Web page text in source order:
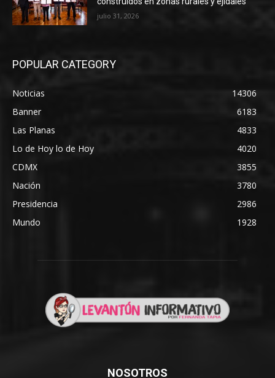
julio 31, 2026
POPULAR CATEGORY
Noticias
14306
Banner
6183
Las Planas
4833
Lo de Hoy lo de Hoy
4020
CDMX
3855
Nación
3780
Presidencia
2986
Mundo
1928
NOSOTROS